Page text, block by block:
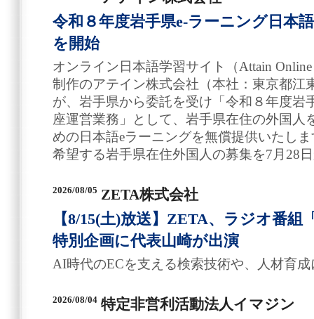
令和８年度岩手県e-ラーニング日本
を開始
オンライン日本語学習サイト（Attain Online
制作のアテイン株式会社（本社：東京都江
が、岩手県から委託を受け「令和８年度岩
座運営業務」として、岩手県在住の外国人
めの日本語eラーニングを無償提供いたし
希望する岩手県在住外国人の募集を7月28
2026/08/05 ZETA株式会社
【8/15(土)放送】ZETA、ラジオ番
特別企画に代表山崎が出演
AI時代のECを支える検索技術や、人材育
2026/08/04 特定非営利活動法人イマジン